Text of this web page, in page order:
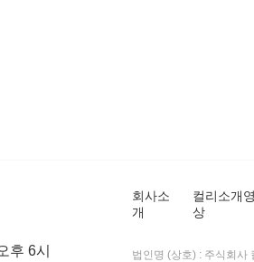
후 6시
회사소
개
컬리소개영
상
법인명 (상호) : 주식회사